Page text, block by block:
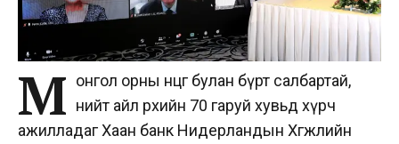
М онгол орны өнцөг булан бүрт салбартай,
нийт айл өрхийн 70 гаруй хувьд хүрч
ажилладагХаан банк Нидерландын Хөгжлийн